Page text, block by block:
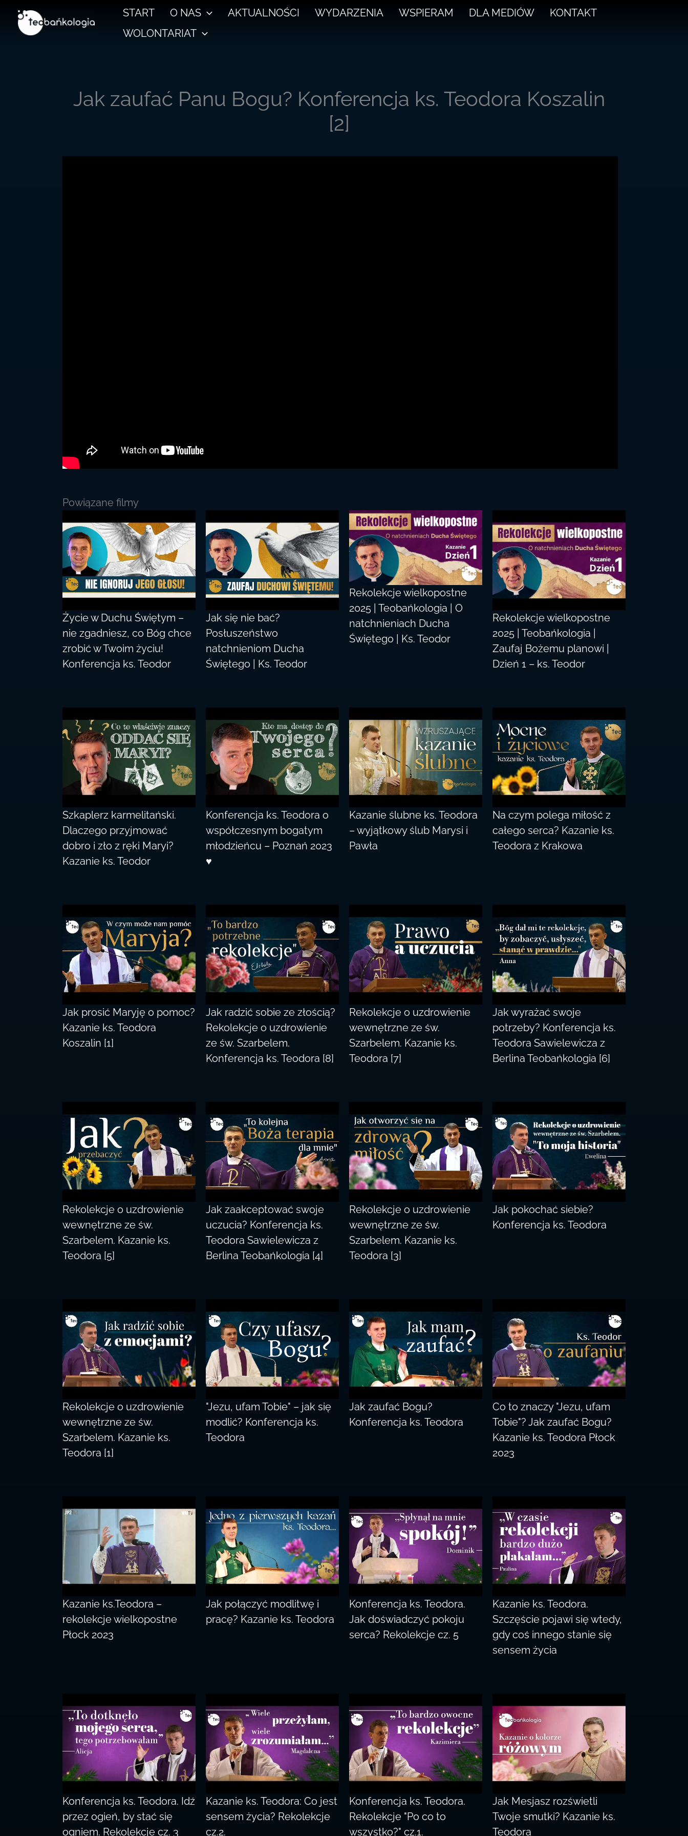
Przejdź
treści
START O NAS AKTUALNOŚCI WYDARZENIA WSPIERAM DLA MEDIÓW
KONTAKT
WOLONTARIAT
Jak zaufać Panu Bogu? Konferencja ks. Teodora Koszalin
[2]
Powiązane filmy
Życie w Duchu Świętym –
nie zgadniesz, co Bóg chce
zrobić w Twoim życiu!
Konferencja ks. Teodor
Jak się nie bać?
Posłuszeństwo
natchnieniom Ducha
Świętego | Ks. Teodor
Rekolekcje wielkopostne
2025 | Teobańkologia | O
natchnieniach Ducha
Świętego | Ks. Teodor
Rekolekcje wielkopostne
2025 | Teobańkologia |
Zaufaj Bożemu planowi |
Dzień 1 – ks. Teodor
Szkaplerz karmelitański.
Dlaczego przyjmować
dobro i zło z ręki Maryi?
Kazanie ks. Teodor
Konferencja ks. Teodora o
współczesnym bogatym
młodzieńcu – Poznań 2023
♥️
Kazanie ślubne ks. Teodora
– wyjątkowy ślub Marysi i
Pawła
Na czym polega miłość z
całego serca? Kazanie ks.
Teodora z Krakowa
Jak prosić Maryję o pomoc?
Kazanie ks. Teodora
Koszalin [1]
Jak radzić sobie ze złością?
Rekolekcje o uzdrowienie
ze św. Szarbelem.
Konferencja ks. Teodora [8]
Rekolekcje o uzdrowienie
wewnętrzne ze św.
Szarbelem. Kazanie ks.
Teodora [7]
Jak wyrażać swoje
potrzeby? Konferencja ks.
Teodora Sawielewicza z
Berlina Teobańkologia [6]
Rekolekcje o uzdrowienie
wewnętrzne ze św.
Szarbelem. Kazanie ks.
Teodora [5]
Jak zaakceptować swoje
uczucia? Konferencja ks.
Teodora Sawielewicza z
Berlina Teobańkologia [4]
Rekolekcje o uzdrowienie
wewnętrzne ze św.
Szarbelem. Kazanie ks.
Teodora [3]
Jak pokochać siebie?
Konferencja ks. Teodora
Rekolekcje o uzdrowienie
wewnętrzne ze św.
Szarbelem. Kazanie ks.
Teodora [1]
"Jezu, ufam Tobie" – jak się
modlić? Konferencja ks.
Teodora
Jak zaufać Bogu?
Konferencja ks. Teodora
Co to znaczy "Jezu, ufam
Tobie"? Jak zaufać Bogu?
Kazanie ks. Teodora Płock
2023
Kazanie ks.Teodora –
rekolekcje wielkopostne
Płock 2023
Jak połączyć modlitwę i
pracę? Kazanie ks. Teodora
Konferencja ks. Teodora.
Jak doświadczyć pokoju
serca? Rekolekcje cz. 5
Kazanie ks. Teodora.
Szczęście pojawi się wtedy,
gdy coś innego stanie się
sensem życia
Konferencja ks. Teodora. Idź
przez ogień, by stać się
ogniem. Rekolekcje cz. 3
Kazanie ks. Teodora: Co jest
sensem życia? Rekolekcje
cz.2.
Konferencja ks. Teodora.
Rekolekcje "Po co to
wszystko?" cz.1.
Jak Mesjasz rozświetli
Twoje smutki? Kazanie ks.
Teodora